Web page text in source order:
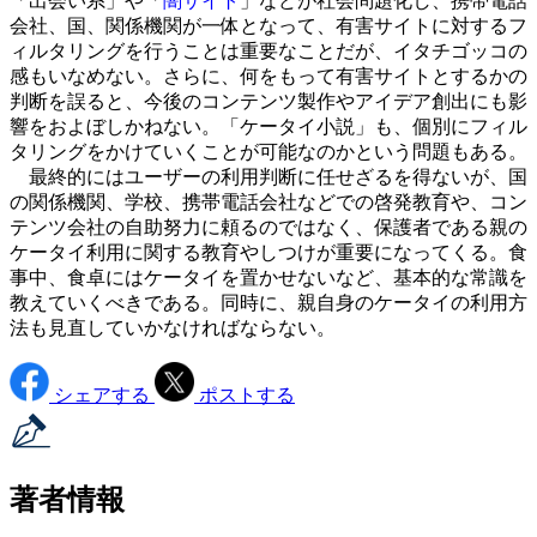
会社、国、関係機関が一体となって、有害サイトに対するフ
ィルタリングを行うことは重要なことだが、イタチゴッコの
感もいなめない。さらに、何をもって有害サイトとするかの
判断を誤ると、今後のコンテンツ製作やアイデア創出にも影
響をおよぼしかねない。「ケータイ小説」も、個別にフィル
タリングをかけていくことが可能なのかという問題もある。
最終的にはユーザーの利用判断に任せざるを得ないが、国
の関係機関、学校、携帯電話会社などでの啓発教育や、コン
テンツ会社の自助努力に頼るのではなく、保護者である親の
ケータイ利用に関する教育やしつけが重要になってくる。食
事中、食卓にはケータイを置かせないなど、基本的な常識を
教えていくべきである。同時に、親自身のケータイの利用方
法も見直していかなければならない。
シェアする ポストする
著者情報